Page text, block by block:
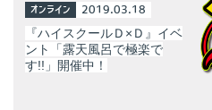
オンライン 2019.03.18
『ハイスクールＤ×Ｄ』イベ
ント「露天風呂で極楽で
す!!」開催中！